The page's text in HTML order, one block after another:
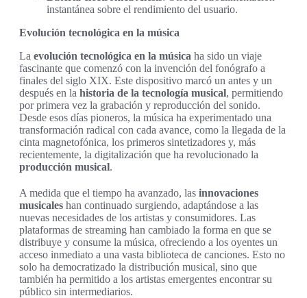
instantánea sobre el rendimiento del usuario.
Evolución tecnológica en la música
La evolución tecnológica en la música ha sido un viaje
fascinante que comenzó con la invención del fonógrafo a
finales del siglo XIX. Este dispositivo marcó un antes y un
después en la historia de la tecnología musical, permitiendo
por primera vez la grabación y reproducción del sonido.
Desde esos días pioneros, la música ha experimentado una
transformación radical con cada avance, como la llegada de la
cinta magnetofónica, los primeros sintetizadores y, más
recientemente, la digitalización que ha revolucionado la
producción musical.
A medida que el tiempo ha avanzado, las innovaciones
musicales han continuado surgiendo, adaptándose a las
nuevas necesidades de los artistas y consumidores. Las
plataformas de streaming han cambiado la forma en que se
distribuye y consume la música, ofreciendo a los oyentes un
acceso inmediato a una vasta biblioteca de canciones. Esto no
solo ha democratizado la distribución musical, sino que
también ha permitido a los artistas emergentes encontrar su
público sin intermediarios.